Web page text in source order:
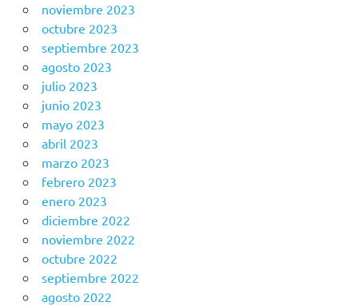
noviembre 2023
octubre 2023
septiembre 2023
agosto 2023
julio 2023
junio 2023
mayo 2023
abril 2023
marzo 2023
febrero 2023
enero 2023
diciembre 2022
noviembre 2022
octubre 2022
septiembre 2022
agosto 2022